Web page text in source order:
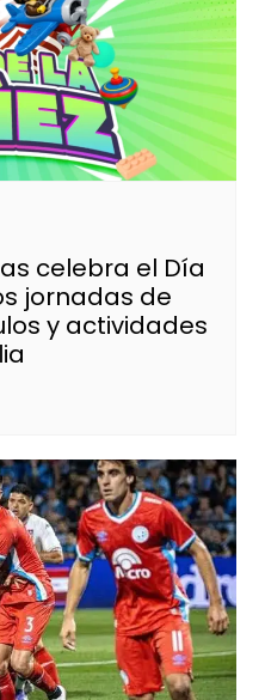
celebra el Día
jornadas de
y actividades